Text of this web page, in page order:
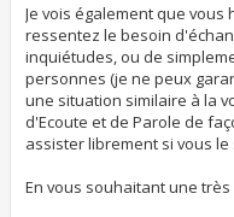
Je vois également que vous
ressentez le besoin
inquiétudes, ou de
personnes (je ne peux
une situation similaire à la
d'Ecoute et de Parole de
assister librement si vous
En vous souhaitant une très